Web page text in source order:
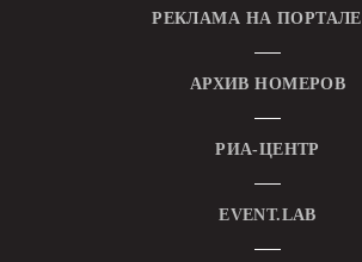
РЕКЛАМА НА ПОРТАЛЕ
АРХИВ НОМЕРОВ
РИА-ЦЕНТР
EVENT.LAB